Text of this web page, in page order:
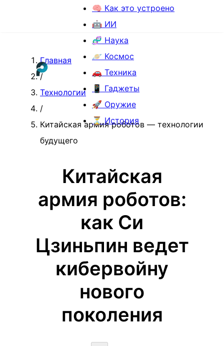
🧠 Как это устроено
🤖 ИИ
🧬 Наука
🪐 Космос
🚗 Техника
📱 Гаджеты
🚀 Оружие
⏳ История
Главная
/
Технологии
/
Китайская армия роботов — технологии
будущего
Китайская
армия роботов:
как Си
Цзиньпин ведет
кибервойну
нового
поколения